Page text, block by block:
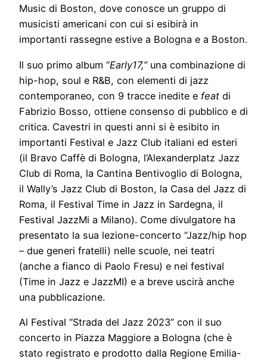
Music di Boston, dove conosce un gruppo di
musicisti americani con cui si esibirà in
importanti rassegne estive a Bologna e a Boston.
Il suo primo album “Early17,” una combinazione di
hip-hop, soul e R&B, con elementi di jazz
contemporaneo, con 9 tracce inedite e feat di
Fabrizio Bosso, ottiene consenso di pubblico e di
critica. Cavestri in questi anni si è esibito in
importanti Festival e Jazz Club italiani ed esteri
(il Bravo Caffè di Bologna, l’Alexanderplatz Jazz
Club di Roma, la Cantina Bentivoglio di Bologna,
il Wally’s Jazz Club di Boston, la Casa del Jazz di
Roma, il Festival Time in Jazz in Sardegna, il
Festival JazzMi a Milano). Come divulgatore ha
presentato la sua lezione-concerto “Jazz/hip hop
– due generi fratelli) nelle scuole, nei teatri
(anche a fianco di Paolo Fresu) e nei festival
(Time in Jazz e JazzMI) e a breve uscirà anche
una pubblicazione.
Al Festival “Strada del Jazz 2023” con il suo
concerto in Piazza Maggiore a Bologna (che è
stato registrato e prodotto dalla Regione Emilia-